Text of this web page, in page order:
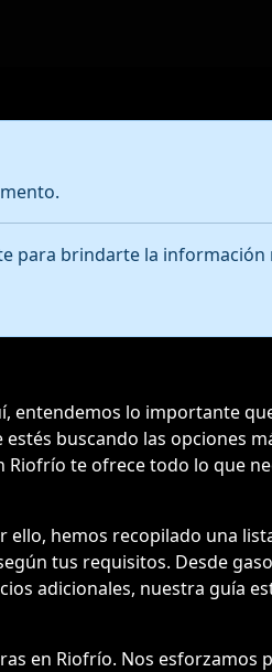
para brindarte la información
entendemos lo importante
buscando las opciones
te ofrece todo lo que
ello, hemos recopilado una
tus requisitos. Desde
adicionales, nuestra guía
en Riofrío. Nos esforzamos